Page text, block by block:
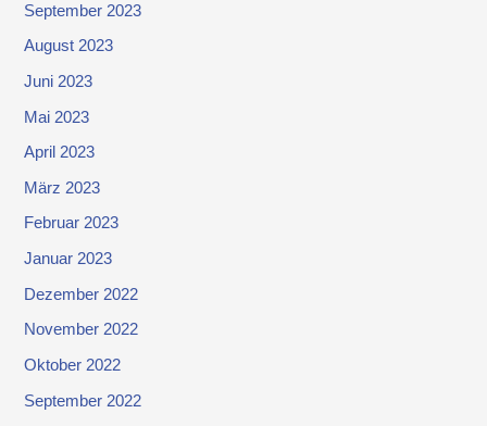
September 2023
August 2023
Juni 2023
Mai 2023
April 2023
März 2023
Februar 2023
Januar 2023
Dezember 2022
November 2022
Oktober 2022
September 2022